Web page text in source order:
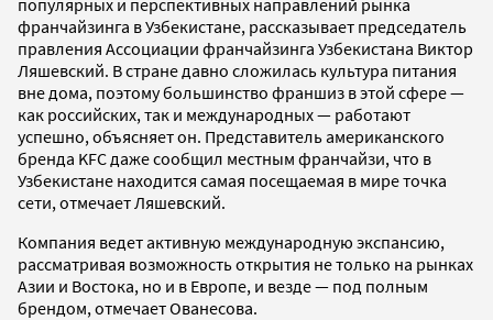
франчайзинга в Узбекистане, рассказывает председатель
правления Ассоциации франчайзинга Узбекистана Виктор
Ляшевский. В стране давно сложилась культура питания
вне дома, поэтому большинство франшиз в этой сфере —
как российских, так и международных — работают
успешно, объясняет он. Представитель американского
бренда KFC даже сообщил местным франчайзи, что в
Узбекистане находится самая посещаемая в мире точка
сети, отмечает Ляшевский.
Компания ведет активную международную экспансию,
рассматривая возможность открытия не только на рынках
Азии и Востока, но и в Европе, и везде — под полным
брендом, отмечает Ованесова.